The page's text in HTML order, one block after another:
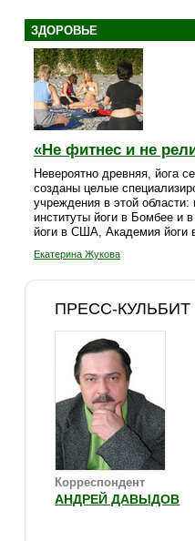
ЗДОРОВЬЕ
«Не фитнес и не
Невероятно древняя, йога
созданы целые
учреждения в этой области:
институты йоги в Бомбее и
йоги в США, Академия йоги
Екатерина Жукова
ПРЕСС-КУЛЬБИТ
Корреспондент
АНДРЕЙ ДАВЫДОВ